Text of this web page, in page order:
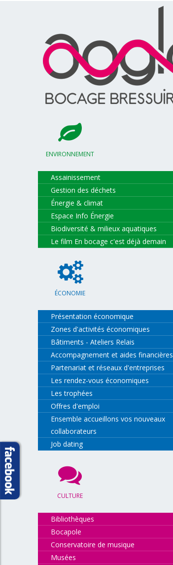
ENVIRONNEMENT
Assainissement
Gestion des déchets
Énergie & climat
Espace Info Énergie
Biodiversité & milieux aquatiques
Le film En bocage c'est déjà demain
ÉCONOMIE
Présentation économique
Zones d'activités économiques
Bâtiments - Ateliers Relais
Accompagnement et aides financières
Partenariat et réseaux d'entreprises
Les rendez-vous économiques
Les trophées
Offres d'emploi
Ensemble accueillons vos nouveaux
collaborateurs
Job dating
CULTURE
Bibliothèques
Bocapole
Conservatoire de musique
Musées